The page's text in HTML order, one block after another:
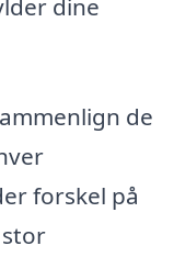
dine
de
forskel på